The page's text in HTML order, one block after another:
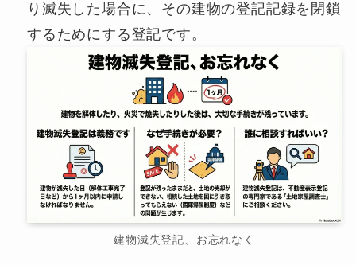
り滅失した場合に、その建物の登記記録を閉鎖
するためにする登記です。
建物滅失登記、お忘れなく